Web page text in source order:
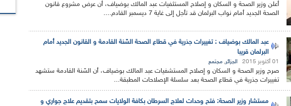
أعلن وزير الصحة و السكان و إصلاح المستثفيات عبد المالك بوضياف، أن عرض مشروع قانون
الصحة الجديد أمام نواب البرلمان قد تأجل إلى غاية 7 ديسمبر القادم....
عبد المالك بوضياف : تغييرات جذرية في قطاع الصحة السّنة القادمة و القانون الجديد أمام
البرلمان قريبا
01 أكتوبر 2015 الجزائر, مجتمع
صرح وزير الصحة و السكان و إصلاح المستشفيات عبد المالك بوضياف، أن السّنة القادمة ستشهد
تغييرات جذرية في قطاع الصحة بعد سلسلة الإصلاحات المطبقة...
مستشار وزير الصحة: فتح وحدات لعلاج السرطان بكافة الولايات سمح بتقديم علاج جواري و